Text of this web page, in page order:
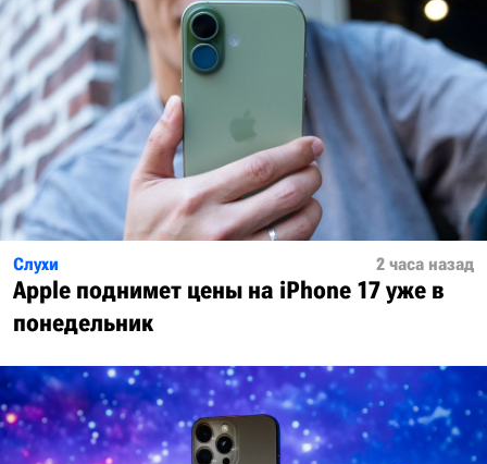
Слухи 2 часа назад
Apple поднимет цены на iPhone 17 уже в
понедельник